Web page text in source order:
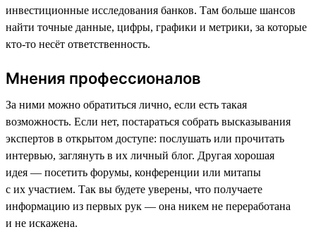
инвестиционные исследования банков. Там больше шансов
найти точные данные, цифры, графики и метрики, за которые
кто-то несёт ответственность.
Мнения профессионалов
За ними можно обратиться лично, если есть такая
возможность. Если нет, постараться собрать высказывания
экспертов в открытом доступе: послушать или прочитать
интервью, заглянуть в их личный блог. Другая хорошая
идея — посетить форумы, конференции или митапы
с их участием. Так вы будете уверены, что получаете
информацию из первых рук — она никем не переработана
и не искажена.